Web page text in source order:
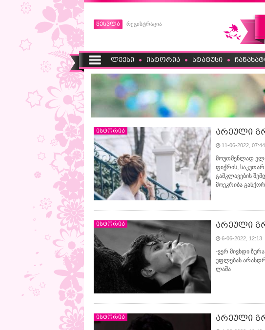
შესვლა რეგისტრაცია
ლექსი ისტორია სტატუსი
ისტორია არეული
11-06-2022, 07:44
მოუთმენლად
ფიქრის,
გამკლავების
მოეკრიბა
ისტორია არეული
6-06-2022, 12:13
-ვერ მივხდი
უფლებას
ლაშა
ისტორია არეული